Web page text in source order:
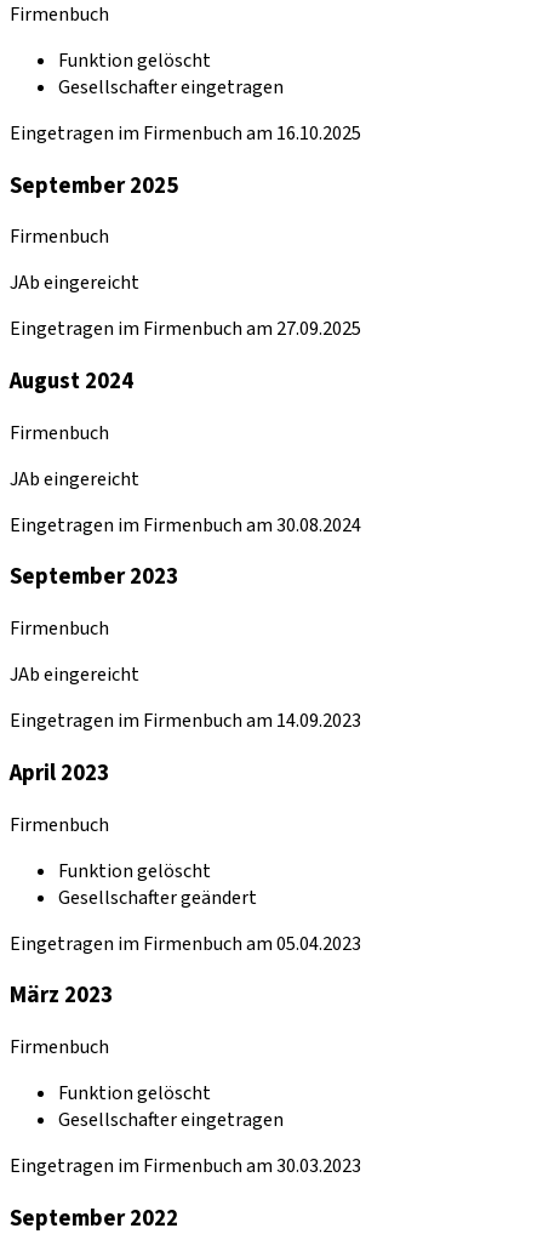
Firmenbuch
Funktion gelöscht
Gesellschafter eingetragen
Eingetragen im Firmenbuch am 16.10.2025
September 2025
Firmenbuch
JAb eingereicht
Eingetragen im Firmenbuch am 27.09.2025
August 2024
Firmenbuch
JAb eingereicht
Eingetragen im Firmenbuch am 30.08.2024
September 2023
Firmenbuch
JAb eingereicht
Eingetragen im Firmenbuch am 14.09.2023
April 2023
Firmenbuch
Funktion gelöscht
Gesellschafter geändert
Eingetragen im Firmenbuch am 05.04.2023
März 2023
Firmenbuch
Funktion gelöscht
Gesellschafter eingetragen
Eingetragen im Firmenbuch am 30.03.2023
September 2022